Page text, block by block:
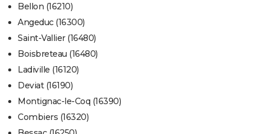
Bellon (16210)
Angeduc (16300)
Saint-Vallier (16480)
Boisbreteau (16480)
Ladiville (16120)
Deviat (16190)
Montignac-le-Coq (16390)
Combiers (16320)